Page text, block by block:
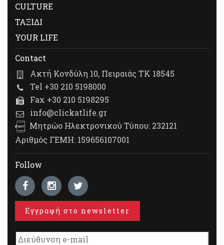
CULTURE
ΤΑΞΙΔΙ
YOUR LIFE
Contact
Ακτή Κονδύλη 10, Πειραιάς ΤΚ 18545
Tel +30 210 5198000
Fax +30 210 5198295
info@clickatlife.gr
Μητρώο Ηλεκτρονικού Τύπου: 232121
Αριθμός ΓΕΜΗ: 159656107001
Follow
Εγγραφή στο newsletter